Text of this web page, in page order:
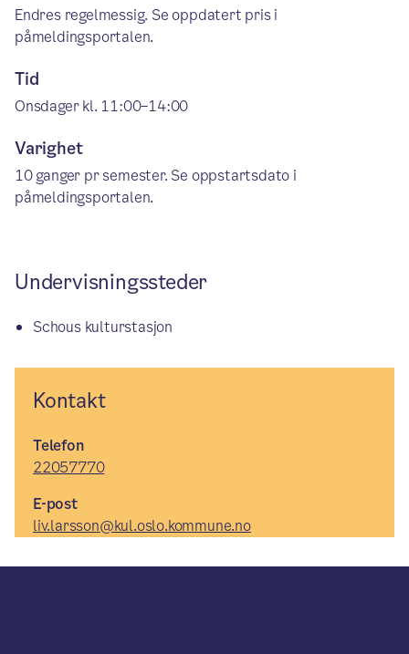
Endres regelmessig. Se oppdatert pris i
påmeldingsportalen.
Tid
Onsdager kl. 11:00–14:00
Varighet
10 ganger pr semester. Se oppstartsdato i
påmeldingsportalen.
Undervisningssteder
Schous kulturstasjon
Kontakt
Telefon
22057770
E-post
liv.larsson@kul.oslo.kommune.no